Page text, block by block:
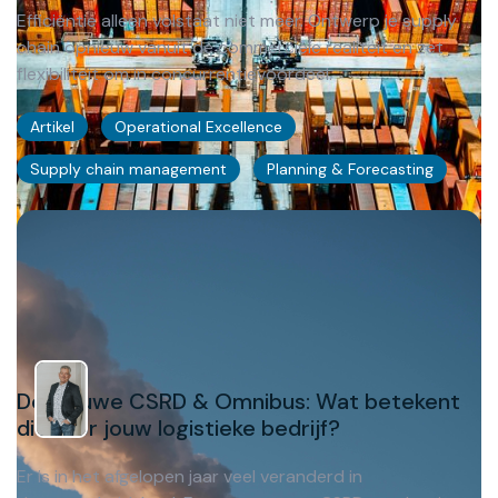
Efficiëntie alleen volstaat niet meer. Ontwerp je supply
chain opnieuw vanuit de commerciële realiteit en zet
flexibiliteit om in concurrentievoordeel.
Artikel Operational Excellence
Supply chain management Planning & Forecasting
De nieuwe CSRD & Omnibus: Wat betekent
dit voor jouw logistieke bedrijf?
Er is in het afgelopen jaar veel veranderd in